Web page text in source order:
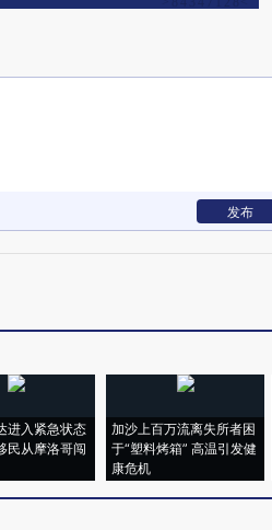
发布
进入紧急状态
民从摩洛哥闯
加沙上百万流离失所者困
于“塑料烤箱” 高温引发健
康危机